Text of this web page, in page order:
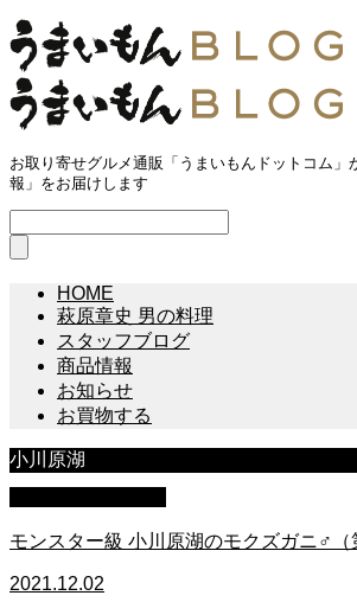
お取り寄せグルメ通販「うまいもんドットコム」
報」をお届けします
HOME
萩原章史 男の料理
スタッフブログ
商品情報
お知らせ
お買物する
小川原湖
モンスター級 小川原湖のモクズガニ♂（
2021.12.02